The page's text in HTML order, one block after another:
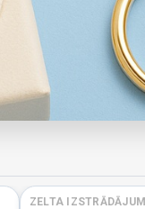
ZELTA IZSTRĀDĀJUMI